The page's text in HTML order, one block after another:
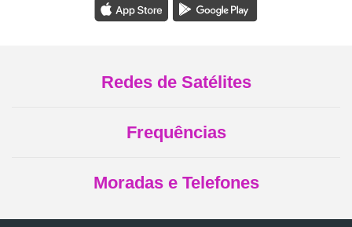
Redes de Satélites
Frequências
Moradas e Telefones